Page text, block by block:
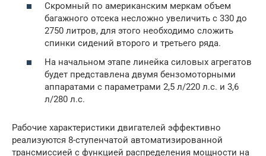
Скромный по американским меркам объем
багажного отсека несложно увеличить с 330 до
2750 литров, для этого необходимо сложить
спинки сидений второго и третьего ряда.
На начальном этапе линейка силовых агрегатов
будет представлена двумя бензомоторными
аппаратами с параметрами 2,5 л/220 л.с. и 3,6
л/280 л.с.
Рабочие характеристики двигателей эффективно
реализуются 8-ступенчатой автоматизированной
трансмиссией с функцией распределения мощности на